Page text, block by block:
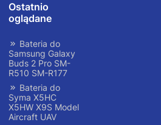
Ostatnio
oglądane
Bateria do
Samsung Galaxy
Buds 2 Pro SM-
R510 SM-R177
Bateria do
Syma X5HC
X5HW X9S Model
Aircraft UAV